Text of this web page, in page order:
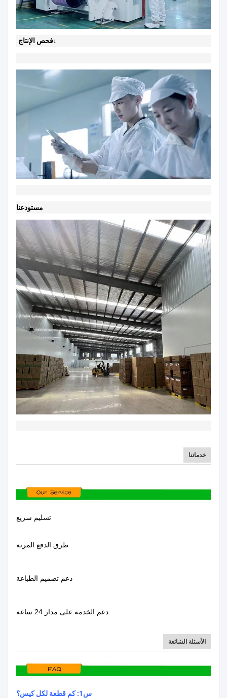
↓فحص الإنتاج
مستودعنا
خدماتنا
تسليم سريع
طرق الدفع المرنة
دعم تصميم الطباعة
دعم الخدمة على مدار 24 ساعة
الأسئلة الشائعة
س1: كم قطعة لكل كيس؟